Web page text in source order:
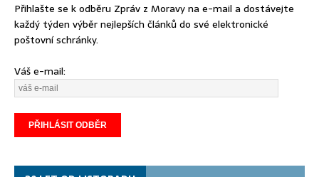
Přihlašte se k odběru Zpráv z Moravy na e-mail a dostávejte
každý týden výběr nejlepších článků do své elektronické
poštovní schránky.
Váš e-mail: